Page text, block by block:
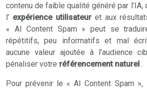
contenu de faible qualité généré par l’IA,
l’ expérience utilisateur et aux
« AI Content Spam » peut se
répétitifs, peu informatifs et mal
aucune valeur ajoutée à l’audience
pénaliser votre référencement naturel .
Pour prévenir le « AI Content Spam